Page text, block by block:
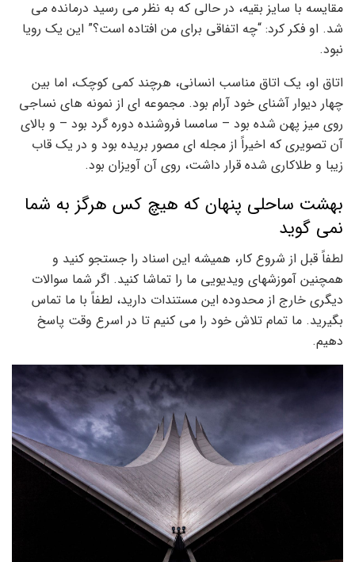
مقایسه با سایز بقیه، در حالی که به نظر می رسید درمانده می
شد. او فکر کرد: “چه اتفاقی برای من افتاده است؟” این یک رویا
نبود.
اتاق او، یک اتاق مناسب انسانی، هرچند کمی کوچک، اما بین
چهار دیوار آشنای خود آرام بود. مجموعه ای از نمونه های نساجی
روی میز پهن شده بود – سامسا فروشنده دوره گرد بود – و بالای
آن تصویری که اخیراً از مجله ای مصور بریده بود و در یک قاب
زیبا و طلاکاری شده قرار داشت، روی آن آویزان بود.
بهشت ساحلی پنهان که هیچ کس هرگز به شما
نمی گوید
لطفاً قبل از شروع کار، همیشه این اسناد را جستجو کنید و
همچنین آموزشهای ویدیویی ما را تماشا کنید. اگر شما سوالات
دیگری خارج از محدوده این مستندات دارید، لطفاً با ما تماس
بگیرید. ما تمام تلاش خود را می کنیم تا در اسرع وقت پاسخ
دهیم.